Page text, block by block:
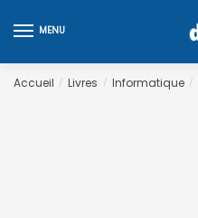
to
to
MENU
Accueil / Livres / Informatique /